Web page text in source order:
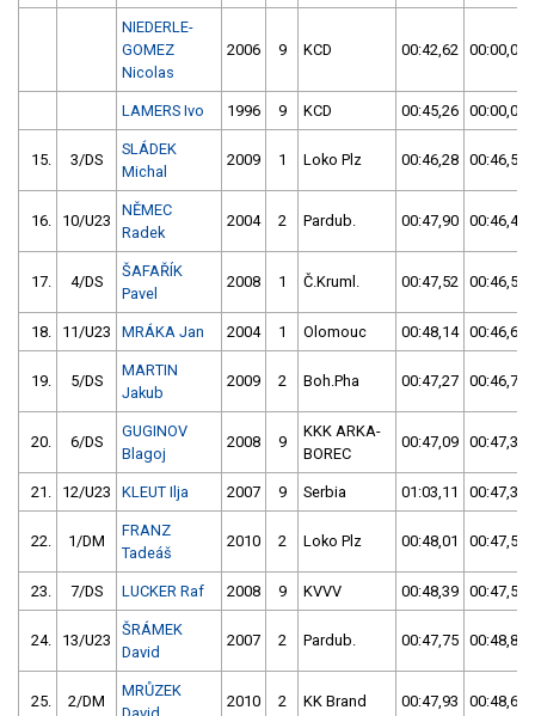
NIEDERLE-
GOMEZ
Nicolas
2006 9 KCD 00:42,62 00:00,00
LAMERS Ivo 1996 9 KCD 00:45,26 00:00,00
15. 3/DS
SLÁDEK
Michal
2009 1 Loko Plz 00:46,28 00:46,51
16. 10/U23
NĚMEC
Radek
2004 2 Pardub. 00:47,90 00:46,45
17. 4/DS
ŠAFAŘÍK
Pavel
2008 1 Č.Kruml. 00:47,52 00:46,51
18. 11/U23 MRÁKA Jan 2004 1 Olomouc 00:48,14 00:46,67
19. 5/DS
MARTIN
Jakub
2009 2 Boh.Pha 00:47,27 00:46,70
20. 6/DS
GUGINOV
Blagoj
2008 9
KKK ARKA-
BOREC
00:47,09 00:47,31
21. 12/U23 KLEUT Ilja 2007 9 Serbia 01:03,11 00:47,35
22. 1/DM
FRANZ
Tadeáš
2010 2 Loko Plz 00:48,01 00:47,53
23. 7/DS LUCKER Raf 2008 9 KVVV 00:48,39 00:47,53
24. 13/U23
ŠRÁMEK
David
2007 2 Pardub. 00:47,75 00:48,81
25. 2/DM
MRŮZEK
2010 2 KK Brand 00:47,93 00:48,69